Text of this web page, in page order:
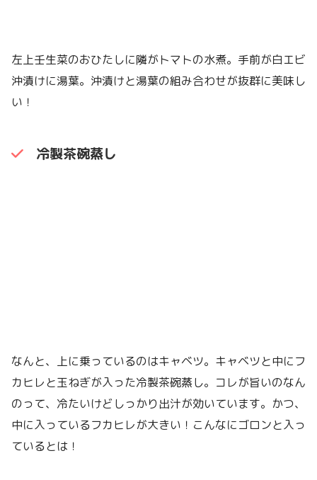
左上壬生菜のおひたしに隣がトマトの水煮。手前が白エビ
沖漬けに湯葉。沖漬けと湯葉の組み合わせが抜群に美味し
い！
冷製茶碗蒸し
なんと、上に乗っているのはキャベツ。キャベツと中にフ
カヒレと玉ねぎが入った冷製茶碗蒸し。コレが旨いのなん
のって、冷たいけどしっかり出汁が効いています。かつ、
中に入っているフカヒレが大きい！こんなにゴロンと入っ
ているとは！